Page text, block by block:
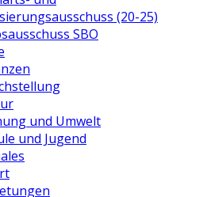
(20-25)
SBO
und Umwelt
und Jugend